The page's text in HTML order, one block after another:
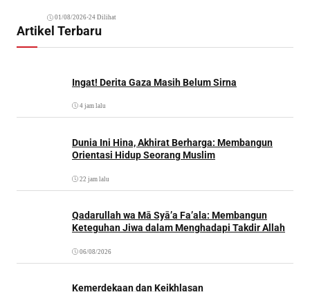
01/08/2026•24 Dilihat
Artikel Terbaru
Ingat! Derita Gaza Masih Belum Sirna
4 jam lalu
Dunia Ini Hina, Akhirat Berharga: Membangun
Orientasi Hidup Seorang Muslim
22 jam lalu
Qadarullah wa Mā Syā’a Fa’ala: Membangun
Keteguhan Jiwa dalam Menghadapi Takdir Allah
06/08/2026
Kemerdekaan dan Keikhlasan